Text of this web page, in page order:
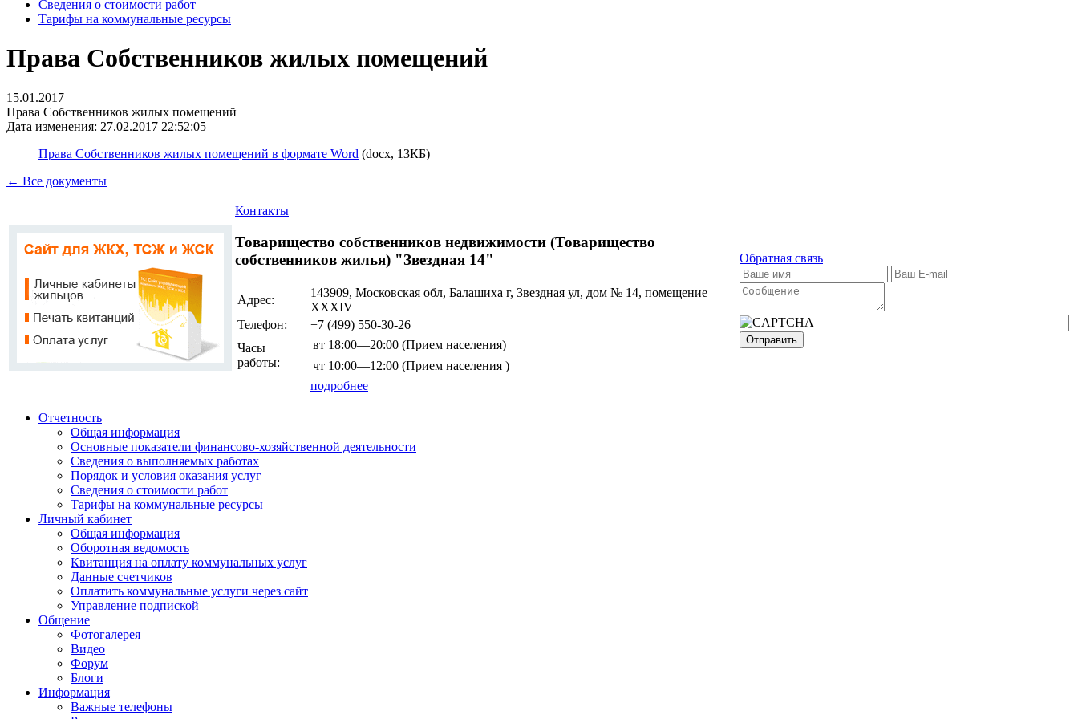
Сведения о стоимости работ
Тарифы на коммунальные ресурсы
Права Собственников жилых помещений
15.01.2017
Права Собственников жилых помещений
Дата изменения: 27.02.2017 22:52:05
Права Собственников жилых помещений в формате Word (docx, 13КБ)
← Все документы
Контакты
Товарищество собственников недвижимости (Товарищество
собственников жилья) "Звездная 14"
Адрес:
143909, Московская обл, Балашиха г, Звездная ул, дом № 14, помещение
ХХХIV
Телефон:
+7 (499) 550-30-26
Часы
работы:
вт 18:00—20:00 (Прием населения)
чт 10:00—12:00 (Прием населения )
подробнее
Обратная связь
Отправить
Отчетность
Общая информация
Основные показатели финансово-хозяйственной деятельности
Сведения о выполняемых работах
Порядок и условия оказания услуг
Сведения о стоимости работ
Тарифы на коммунальные ресурсы
Личный кабинет
Общая информация
Оборотная ведомость
Квитанция на оплату коммунальных услуг
Данные счетчиков
Оплатить коммунальные услуги через сайт
Управление подпиской
Общение
Фотогалерея
Видео
Форум
Блоги
Информация
Важные телефоны